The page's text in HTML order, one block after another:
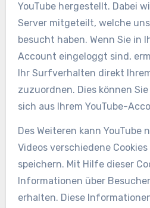
YouTube hergestellt. Dabei
Server mitgeteilt, welche
besucht haben. Wenn Sie in
Account eingeloggt sind,
Ihr Surfverhalten direkt
zuzuordnen. Dies können
sich aus Ihrem YouTube-
Des Weiteren kann YouTube
Videos verschiedene
speichern. Mit Hilfe dieser
Informationen über
erhalten. Diese